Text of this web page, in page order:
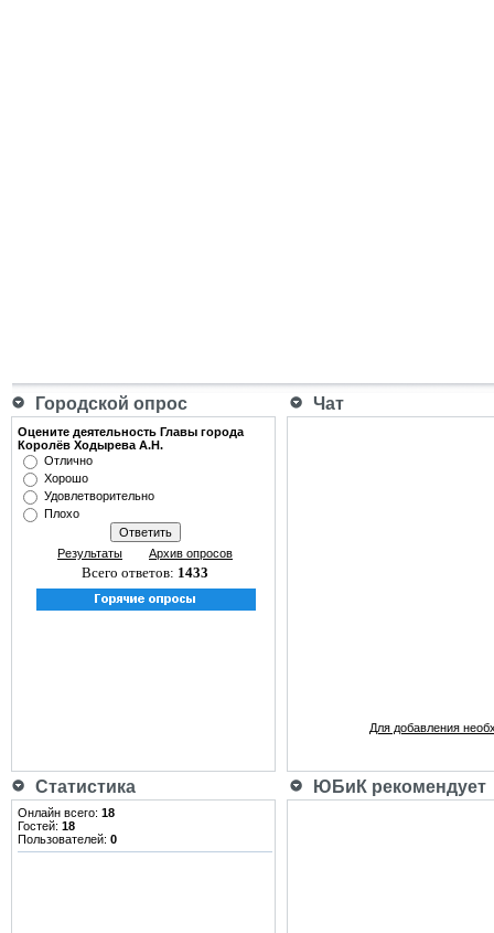
Городской опрос Чат
Оцените деятельность Главы города
Королёв Ходырева А.Н.
Отлично
Хорошо
Удовлетворительно
Плохо
Результаты Архив опросов
Всего ответов: 1433
Для добавления
Статистика ЮБиК рекомендует
Онлайн всего: 18
Гостей: 18
Пользователей: 0